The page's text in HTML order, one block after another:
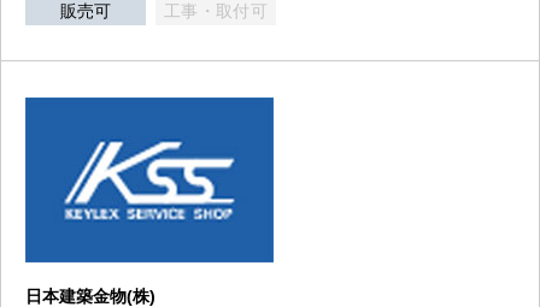
販売可 工事・取付可
日本建築金物(株)